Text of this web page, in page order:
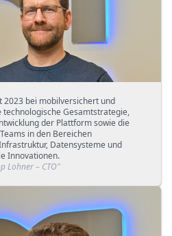
2023 bei mobilversichert und
technologische Gesamtstrategie,
der Plattform sowie die
in den Bereichen
Datensysteme und
Innovationen.
Philipp Lohner – CTO"